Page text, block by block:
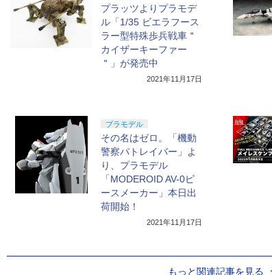
プラッツよりプラモデ
ル「1/35 ビエラフース
ラー型特殊歩兵戦車＂
カイザーキーファー
＂」が発売中
2021年11月17日
プラモデル
その名はゼロ。「機動
警察パトレイバー」よ
り、プラモデル
「MODEROID AV-0ピ
ースメーカー」本日出
荷開始！
2021年11月17日
もっと関連記事を見る